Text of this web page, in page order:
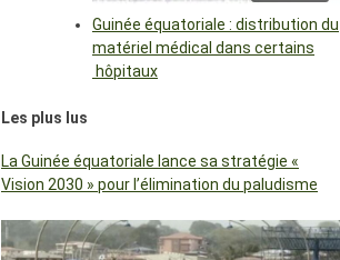
Guinée équatoriale : distribution du
matériel médical dans certains
hôpitaux
Les plus lus
La Guinée équatoriale lance sa stratégie «
Vision 2030 » pour l’élimination du paludisme